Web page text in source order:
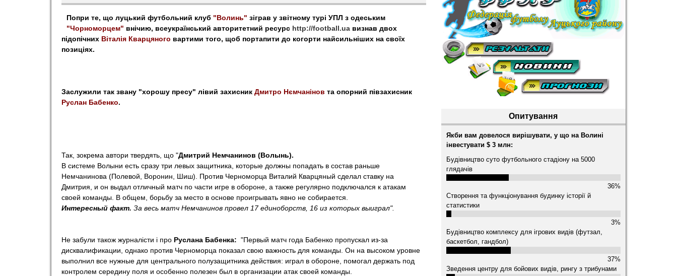
r
Попри те, що луцький футбольний клуб "Волинь" зіграв у звітному турі УПЛ з одеським
"Чорноморцем" внічию, всеукраїнський авторитетний ресурс http://football.ua визнав двох
підопічних Віталія Кварцяного вартими того, щоб портапити до когорти найсильніших на своїх
позиціях.
Заслужили так звану "хорошу пресу" лівий захисник Дмитро Нємчанінов та опорний півзахисник
Руслан Бабенко.
Так, зокрема автори твердять, що "Дмитрий Немчанинов (Волынь).
В системе Волыни есть сразу три левых защитника, которые должны попадать в состав раньше
Немчанинова (Полевой, Воронин, Шиш). Против Черноморца Виталий Кварцяный сделал ставку на
Дмитрия, и он выдал отличный матч по части игре в обороне, а также регулярно подключался к атакам
своей команды. В общем, борьбу за место в основе проигрывать явно не собирается.
Интересный факт. За весь матч Немчанинов провел 17 единоборств, 16 из которых выиграл".
Не забули також журналісти і про Руслана Бабенка: "Первый матч года Бабенко пропускал из-за
дисквалификации, однако против Черноморца показал свою важность для команды. Он на высоком уровне
выполнил все нужные для центрального полузащитника действия: играл в обороне, помогал держать под
контролем середину поля и особенно полезен был в организации атак своей команды.
Опитування
Якби вам довелося вирішувати, у що на Волині
інвестувати $ 3 млн:
Будівництво суто футбольного стадіону на 5000
глядачів
36%
Створення та функціонування будинку історії й
статистики
3%
Будівництво комплексу для ігрових видів (футзал,
баскетбол, гандбол)
37%
Зведення центру для бойових видів, рингу з трибунами